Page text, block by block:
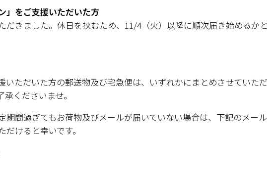
」をご支援いただいた方
だきました。休日を挟むため、11/4（火）以降に順次届き始めるかと
いただいた方の郵送物及び宅急便は、いずれかにまとめさせていただ
くださいませ。
期間過ぎてもお荷物及びメールが届いていない場合は、下記のメール
けると幸いです。